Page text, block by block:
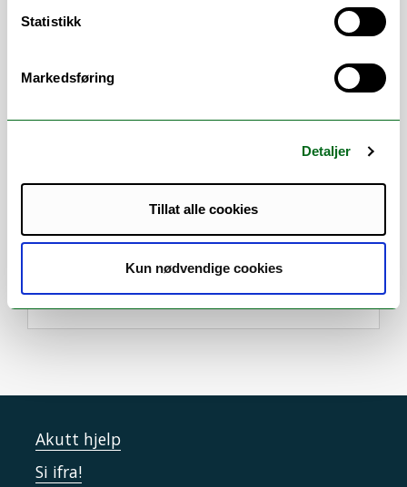
Statistikk
Markedsføring
Detaljer
Tillat alle cookies
Kun nødvendige cookies
utviklings- og forbedringstiltak i alle
Arbeide for å
Arbeidsmiljø/Forskerutdanning/
Forskningsadministrasjon/Innovasjon
Organisasjonsutvikling/
Personaladministrasjon/
Samfunnskontakt/Strategi
Akutt hjelp
Si ifra!